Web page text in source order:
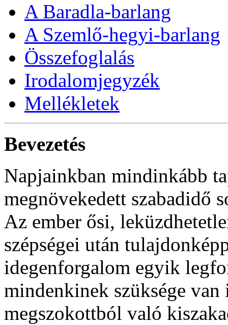
A Baradla-barlang
A Szemlő-hegyi-barlang
Összefoglalás
Irodalomjegyzék
Mellékletek
Bevezetés
Napjainkban mindinkább
megnövekedett szabadidő
Az ember ősi,
szépségei után
idegenforgalom egyik
mindenkinek szüksége
megszokottból való